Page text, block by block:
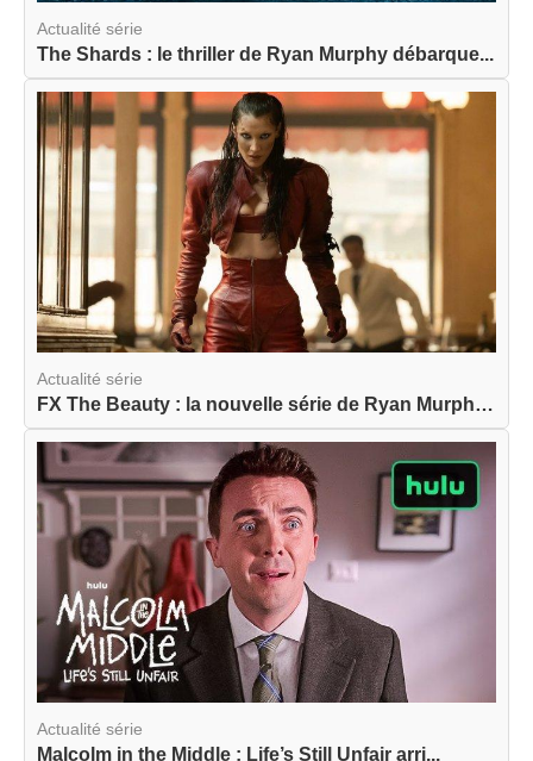
Actualité série
The Shards : le thriller de Ryan Murphy débarque...
Actualité série
FX The Beauty : la nouvelle série de Ryan Murphy...
Actualité série
Malcolm in the Middle : Life’s Still Unfair arri...